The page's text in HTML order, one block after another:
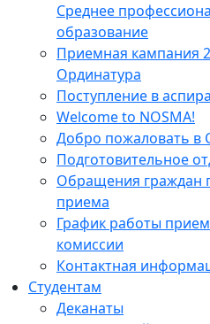
Среднее
образование
Приемная кампания
Ординатура
Поступление в
Welcome to NOSMA!
Добро пожаловать в
Подготовительное
Обращения граждан
приема
График работы
комиссии
Контактная
Студентам
Деканаты